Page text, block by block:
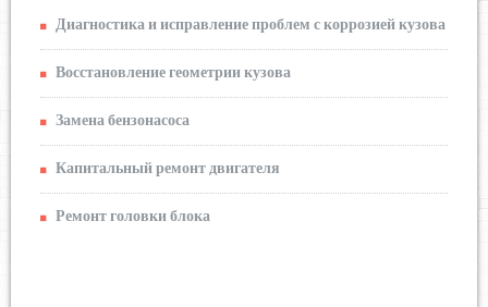
Диагностика и исправление проблем с коррозией кузова
Восстановление геометрии кузова
Замена бензонасоса
Капитальный ремонт двигателя
Ремонт головки блока